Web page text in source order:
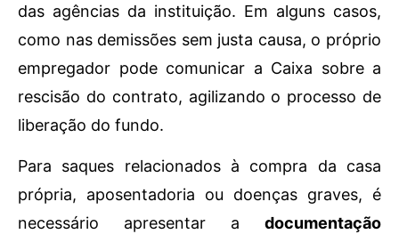
das agências da instituição. Em alguns casos,
como nas demissões sem justa causa, o próprio
empregador pode comunicar a Caixa sobre a
rescisão do contrato, agilizando o processo de
liberação do fundo.
Para saques relacionados à compra da casa
própria, aposentadoria ou doenças graves, é
necessário apresentar a documentação